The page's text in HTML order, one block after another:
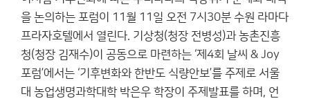
을 논의하는 포럼이 11월 11일 오전 7시30분 수원 라마다
프라자호텔에서 열린다. 기상청(청장 전병성)과 농촌진흥
청(청장 김재수)이 공동으로 마련하는 ‘제4회 날씨 & Joy
포럼’에서는 ‘기후변화와 한반도 식량안보’를 주제로 서울
대 농업생명과학대학 박은우 학장이 주제발표를 하며, 언